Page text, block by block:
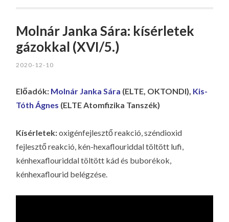
Molnár Janka Sára: kísérletek
gázokkal (XVI/5.)
2020-12-10
Előadók: Molnár Janka Sára (ELTE, OKTONDI), Kis-
Tóth Ágnes (ELTE Atomfizika Tanszék)
Kísérletek:oxigénfejlesztő reakció, széndioxid
fejlesztő reakció, kén-hexaflouriddal töltött lufi,
kénhexaflouriddal töltött kád és buborékok,
kénhexaflourid belégzése.